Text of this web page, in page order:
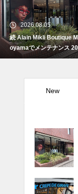
2026.08.05
続 Alain Mikli Boutique
oyamaでメンテナンス
New